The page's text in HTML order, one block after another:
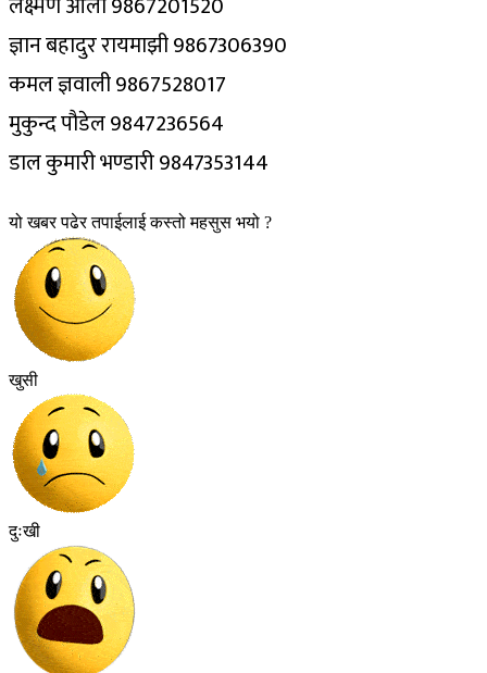
ज्ञान बहादुर रायमाझी 9867306390
कमल ज्ञवाली 9867528017
मुकुन्द पौडेल 9847236564
डाल कुमारी भण्डारी 9847353144
यो खबर पढेर तपाईलाई कस्तो महसुस भयो ?
खुसी
दुःखी